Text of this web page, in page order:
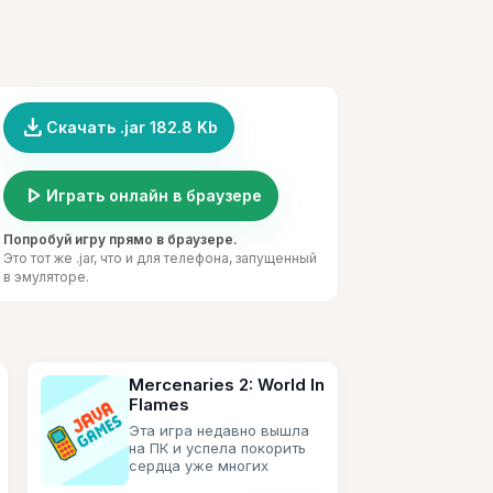
file_download Скачать .jar 182.8 Kb
play_arrow Играть онлайн в браузере
Попробуй игру прямо в браузере.
Это тот же .jar, что и для телефона, запущенный
в эмуляторе.
Mercenaries 2: World In
Flames
Эта игра недавно вышла
на ПК и успела покорить
сердца уже многих